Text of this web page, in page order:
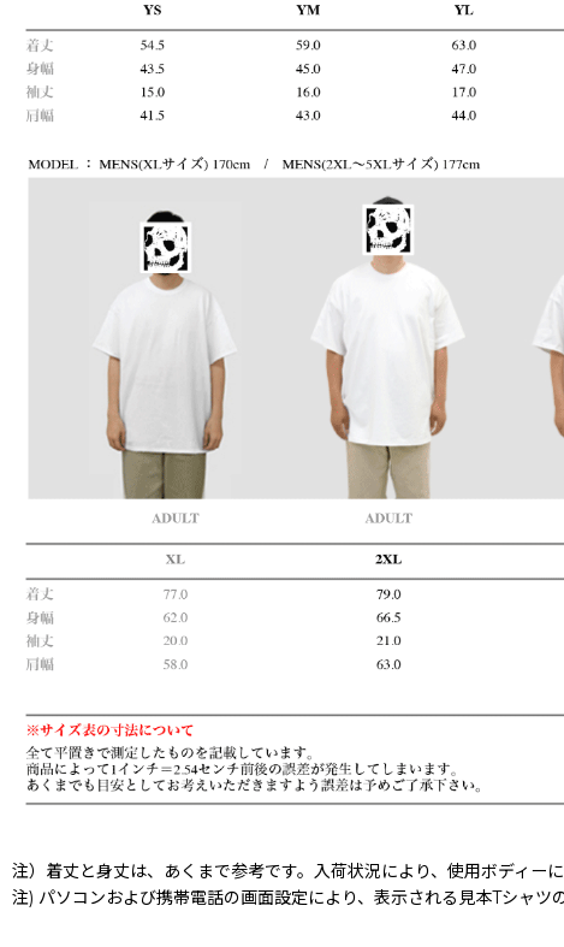
注）着丈と身丈は、あくまで参考です。入荷状況により、使用ボディー
注) パソコンおよび携帯電話の画面設定により、表示される見本Tシャツ